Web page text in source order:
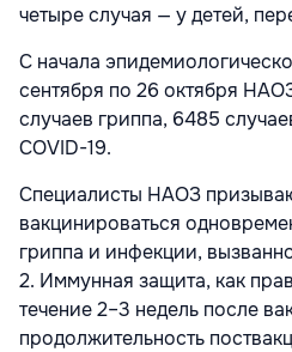
четыре случая — у детей,
С начала
сентября по 26 октября
случаев гриппа, 6485
COVID-19.
Специалисты НАОЗ
вакцинироваться
гриппа и инфекции,
2. Иммунная защита, как
течение 2–3 недель после
продолжительность